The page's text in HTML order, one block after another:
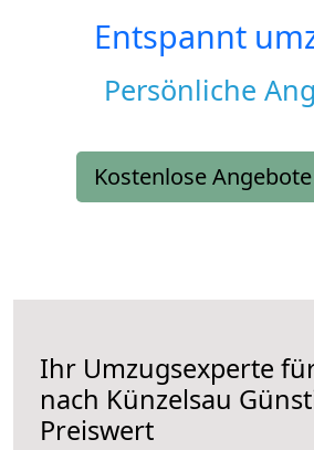
Entspannt
Persönliche
Kostenlose
Ihr Umzugsexperte
nach Künzelsau
Preiswert